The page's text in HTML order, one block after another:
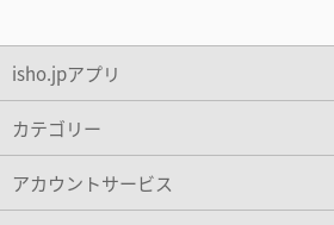
isho.jpアプリ
カテゴリー
アカウントサービス